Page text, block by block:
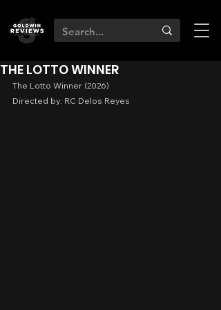
THE LOTTO WINNER
The Lotto Winner (2026)
Directed by: RC Delos Reyes